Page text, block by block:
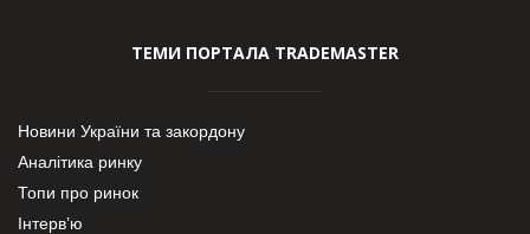
ТЕМИ ПОРТАЛА TRADEMASTER
Новини України та закордону
Аналітика ринку
Топи про ринок
Інтерв’ю